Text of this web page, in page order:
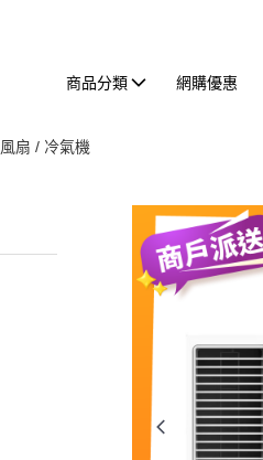
商品分類 網購優惠
風扇 / 冷氣機